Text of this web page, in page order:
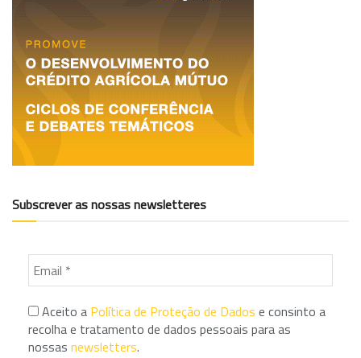
Subscrever as nossas newsletteres
Aceito a Política de Proteção de Dados e consinto a
recolha e tratamento de dados pessoais para as
nossas newsletters.